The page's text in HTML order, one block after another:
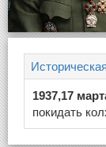
1937,17
покидать